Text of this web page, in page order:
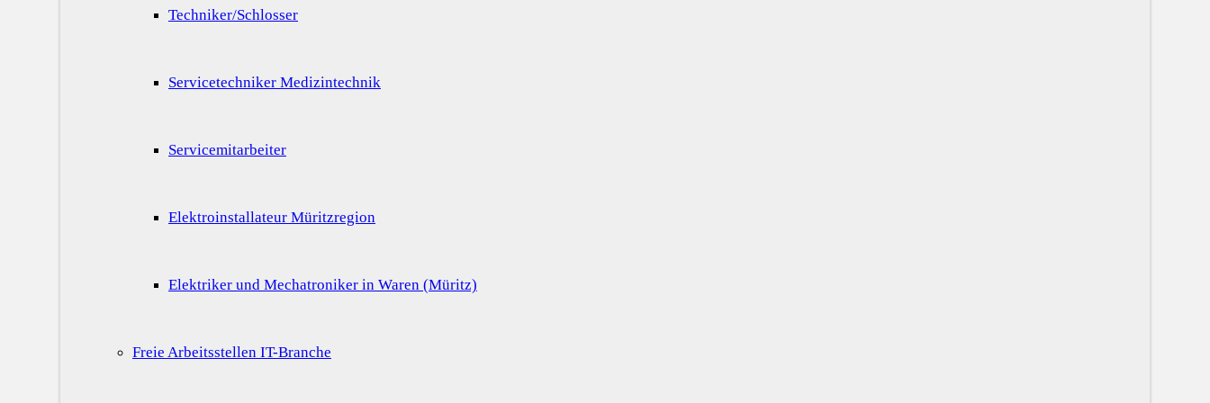
Techniker/Schlosser
Servicetechniker Medizintechnik
Servicemitarbeiter
Elektroinstallateur Müritzregion
Elektriker und Mechatroniker in Waren (Müritz)
Freie Arbeitsstellen IT-Branche